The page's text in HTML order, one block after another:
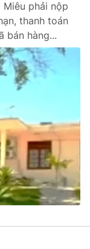
phải nộp
thanh toán
bán hàng...